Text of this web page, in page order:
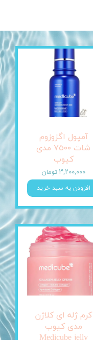
آمپول اگزوزوم
شات ٧٥٠٠ مدی
کیوب
۳,۲۰۰,۰۰۰ تومان
افزودن به سبد خرید
کرم ژله ای کلاژن
مدی کیوب